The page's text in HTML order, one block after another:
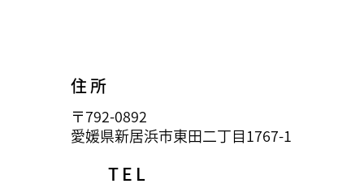
住所
〒792-0892
愛媛県新居浜市東田二丁目1767-1
TEL